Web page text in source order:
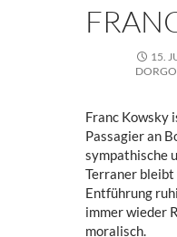
15.
Franc Kowsky
Passagier an
sympathische
Terraner
Entführung
immer wieder
moralisch.